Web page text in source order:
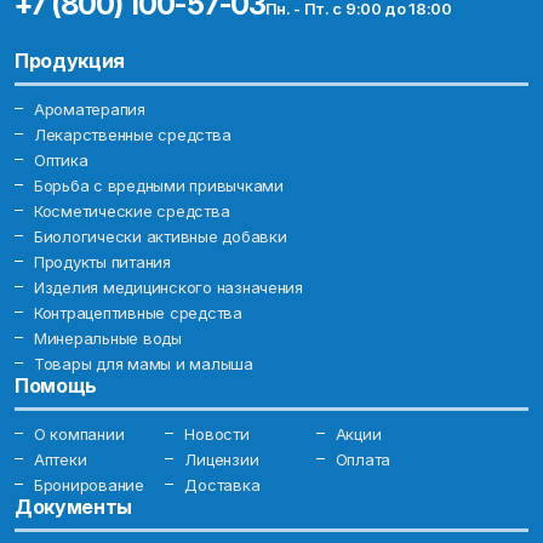
Пн. - Пт. с 9:00 до 18:00
Продукция
Ароматерапия
Лекарственные средства
Оптика
Борьба с вредными привычками
Косметические средства
Биологически активные добавки
Продукты питания
Изделия медицинского назначения
Контрацептивные средства
Минеральные воды
Товары для мамы и малыша
Помощь
О компании Новости
Акции
Аптеки
Лицензии
Оплата
Бронирование
Доставка
Документы